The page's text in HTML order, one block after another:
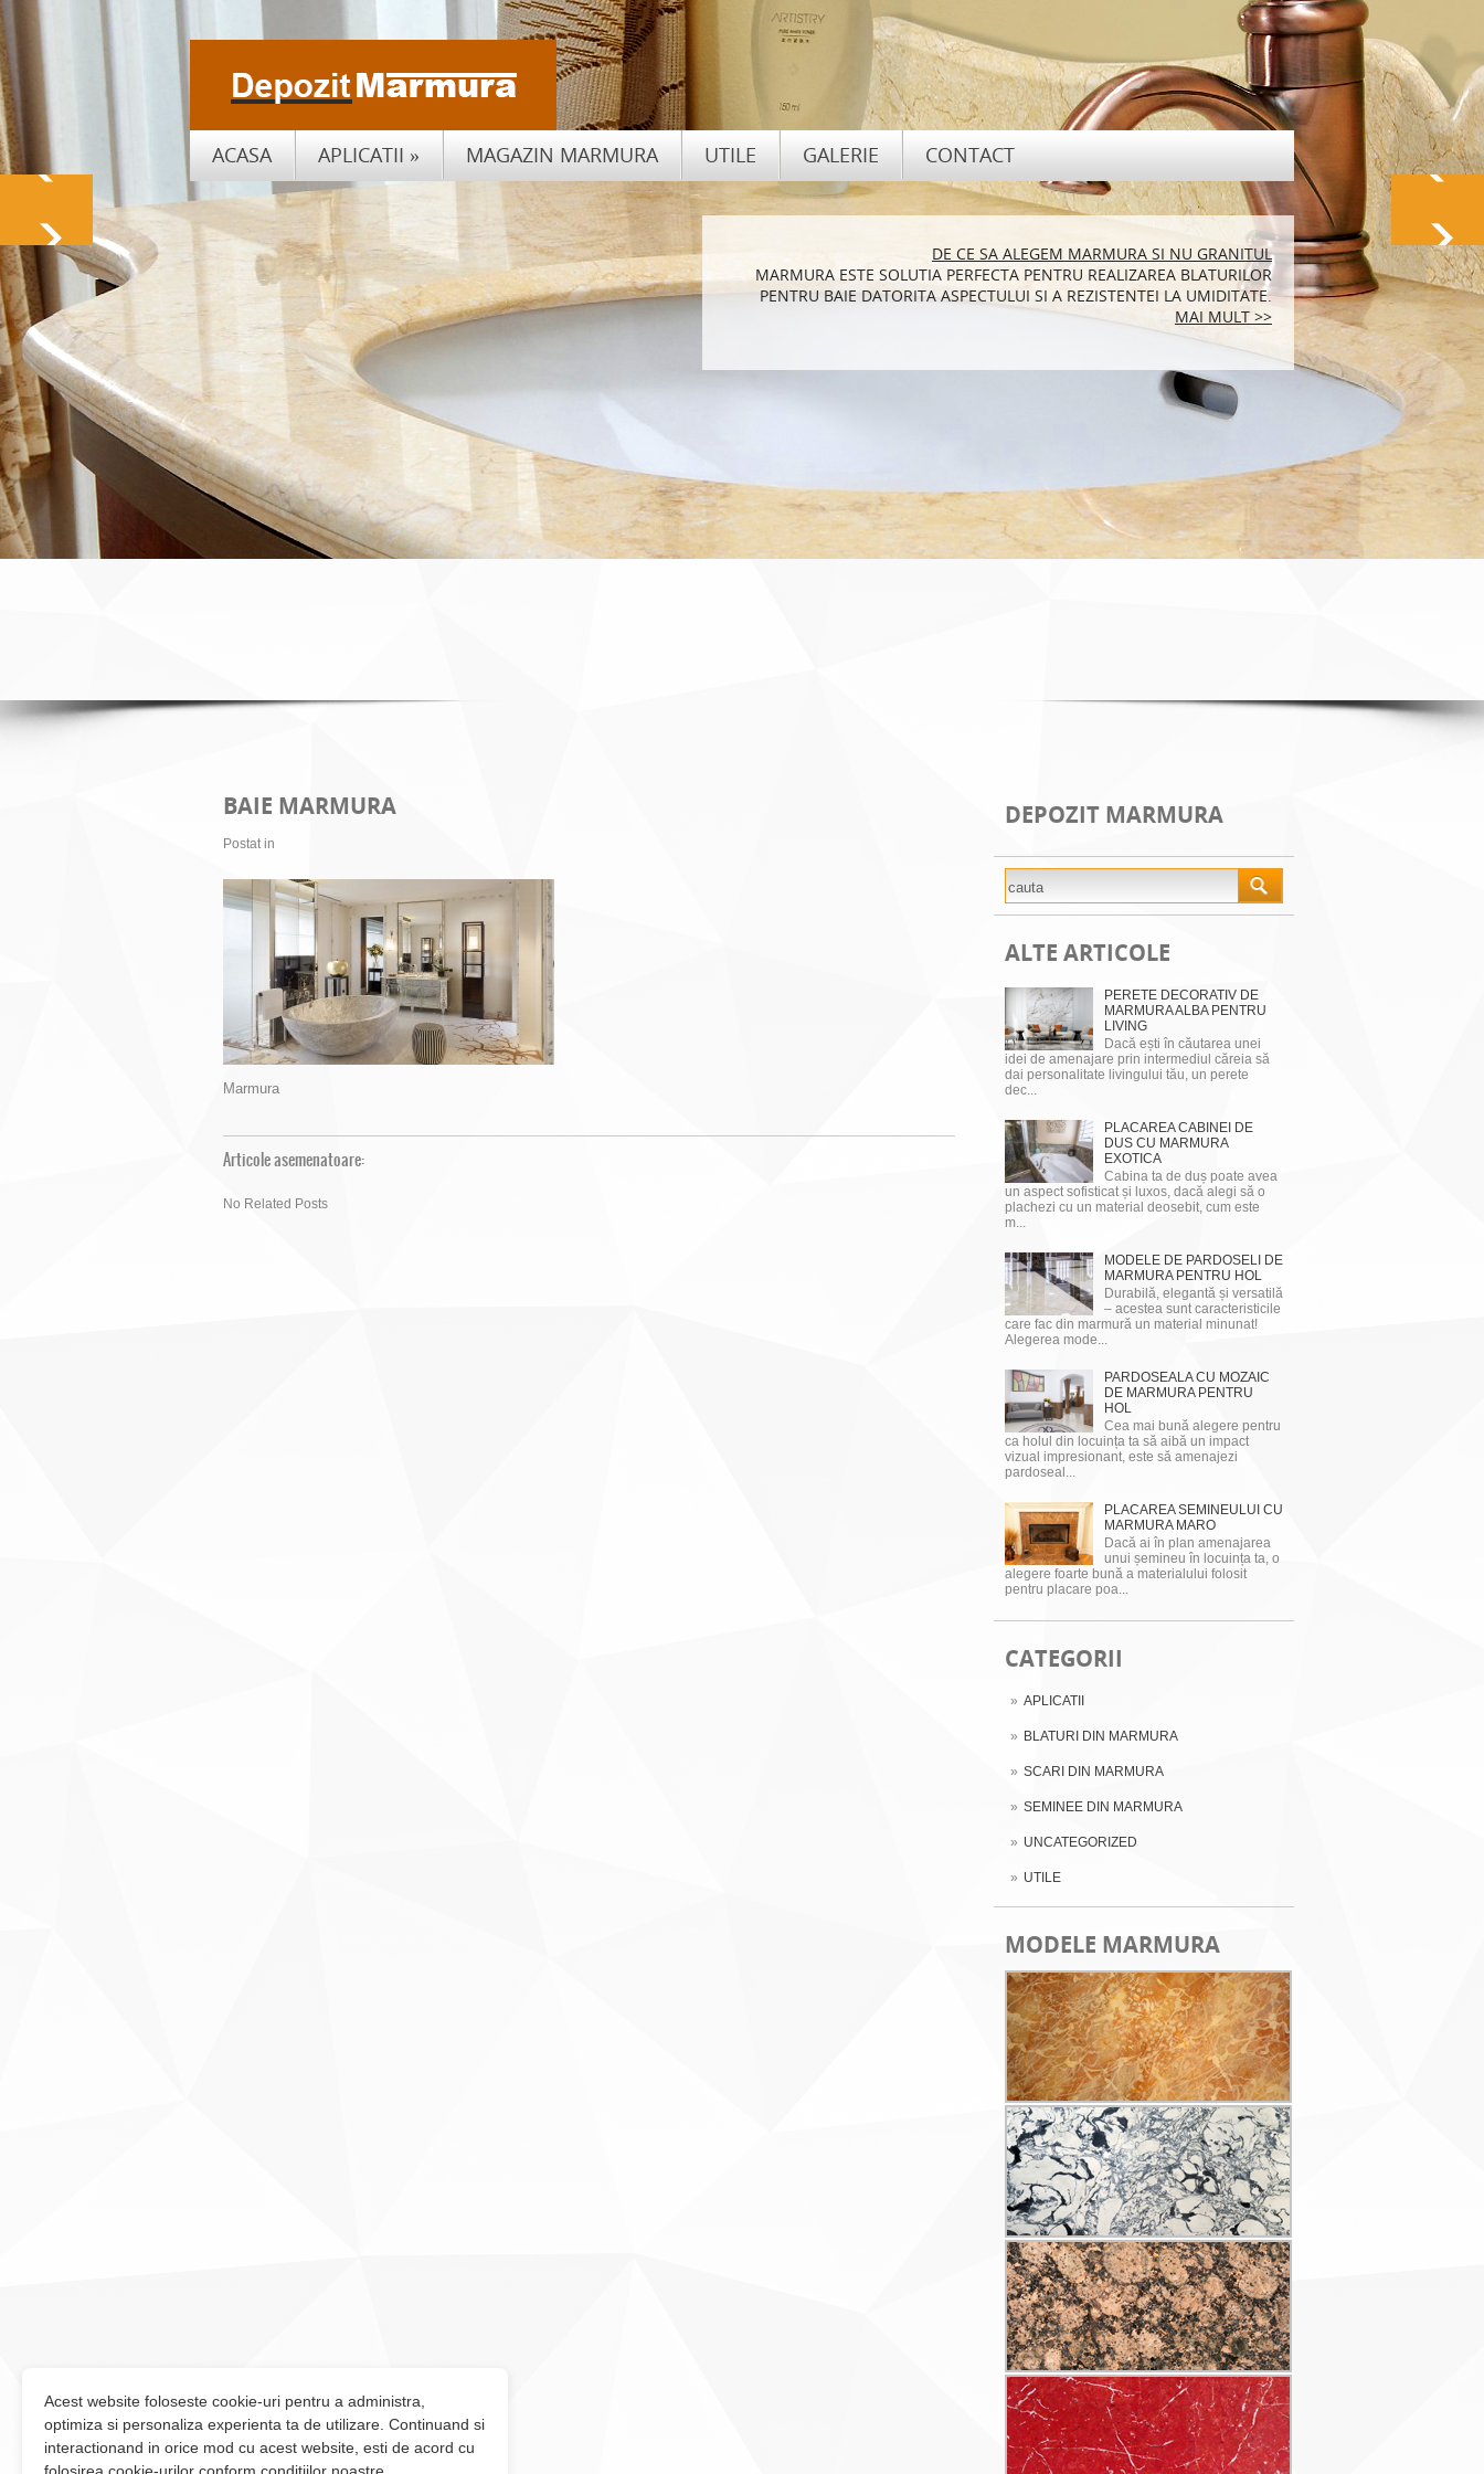
Acest website foloseste cookie-uri pentru a administra,
optimiza si personaliza experienta ta de utilizare. Continuand si
interactionand in orice mod cu acest website, esti de acord cu
ACASA APLICATII » MAGAZIN MARMURA UTILE GALERIE CONTACT
DE CE SA ALEGEM MARMURA SI NU GRANITUL
MARMURA ESTE SOLUTIA PERFECTA PENTRU REALIZAREA BLATURILOR
PENTRU BAIE DATORITA ASPECTULUI SI A REZISTENTEI LA UMIDITATE.
MAI MULT >>
CUM SA ALEGI PIATRA NATURALA POTRIVITA PENTRU LOCUINTA TA
BLATURILE DE BUCATARIE DIN MARMURA SUNT FOARTE ELEGANTE SI
DE ASEMENEA FOARTE PRACTICE.MAI MULT >>
DEPOZIT MARMURA
ALTE ARTICOLE
PERETE DECORATIV DE
MARMURA ALBA PENTRU
LIVING
Dacă ești în căutarea unei
idei de amenajare prin intermediul căreia să
dai personalitate livingului tău, un perete
dec...
PLACAREA CABINEI DE
DUS CU MARMURA
EXOTICA
Cabina ta de duș poate avea
un aspect sofisticat și luxos, dacă alegi să o
plachezi cu un material deosebit, cum este
m...
MODELE DE PARDOSELI DE
MARMURA PENTRU HOL
Durabilă, elegantă și versatilă
– acestea sunt caracteristicile
care fac din marmură un material minunat!
Alegerea mode...
PARDOSEALA CU MOZAIC
DE MARMURA PENTRU
HOL
Cea mai bună alegere pentru
ca holul din locuința ta să aibă un impact
vizual impresionant, este să amenajezi
pardoseal...
PLACAREA SEMINEULUI CU
MARMURA MARO
Dacă ai în plan amenajarea
unui șemineu în locuința ta, o
alegere foarte bună a materialului folosit
pentru placare poa...
CATEGORII
APLICATII
BLATURI DIN MARMURA
SCARI DIN MARMURA
SEMINEE DIN MARMURA
UNCATEGORIZED
UTILE
MODELE MARMURA
BAIE MARMURA
Postat in
Marmura
Articole asemenatoare:
No Related Posts